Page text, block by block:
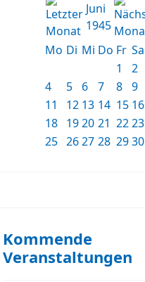
Juni
1945
Mo Di Mi Do Fr Sa
1
2
4
5 6 7 8 9
11
12 13 14 15 16
18 1920 21 2223
25 2627 28 2930
Kommende
Veranstaltungen